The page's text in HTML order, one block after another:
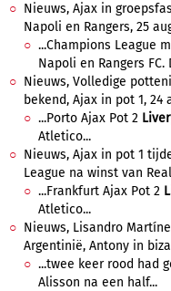
Nieuws, Ajax in
Napoli en Rangers, 25
...Champions League
Napoli en Rangers FC.
Nieuws, Volledige
bekend, Ajax in pot 1, 24
...Porto Ajax Pot 2
Atletico...
Nieuws, Ajax in pot 1
League na winst van
...Frankfurt Ajax Pot 2
Atletico...
Nieuws, Lisandro
Argentinië, Antony in
...twee keer rood had
Alisson na een half...